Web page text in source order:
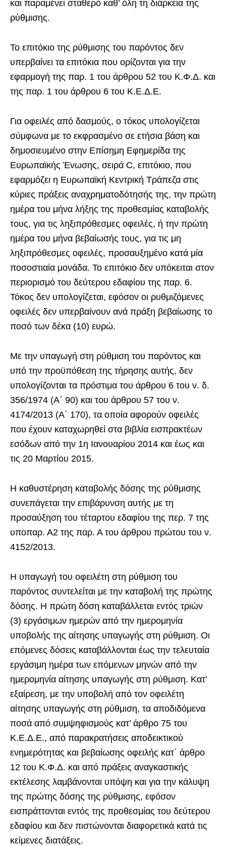
και παραμένει σταθερό καθ’ όλη τη διάρκεια της
ρύθμισης.
Το επιτόκιο της ρύθμισης του παρόντος δεν
υπερβαίνει τα επιτόκια που ορίζονται για την
εφαρμογή της παρ. 1 του άρθρου 52 του Κ.Φ.Δ. και
της παρ. 1 του άρθρου 6 του Κ.Ε.Δ.Ε.
Για οφειλές από δασμούς, ο τόκος υπολογίζεται
σύμφωνα με το εκφρασμένο σε ετήσια βάση και
δημοσιευμένο στην Επίσημη Εφημερίδα της
Ευρωπαϊκής Ένωσης, σειρά C, επιτόκιο, που
εφαρμόζει η Ευρωπαϊκή Κεντρική Τράπεζα στις
κύριες πράξεις αναχρηματοδότησής της, την πρώτη
ημέρα του μήνα λήξης της προθεσμίας καταβολής
τους, για τις ληξιπρόθεσμες οφειλές, ή την πρώτη
ημέρα του μήνα βεβαίωσής τους, για τις μη
ληξιπρόθεσμες οφειλές, προσαυξημένο κατά μία
ποσοστιαία μονάδα. Το επιτόκιο δεν υπόκειται στον
περιορισμό του δεύτερου εδαφίου της παρ. 6.
Τόκος δεν υπολογίζεται, εφόσον οι ρυθμιζόμενες
οφειλές δεν υπερβαίνουν ανά πράξη βεβαίωσης το
ποσό των δέκα (10) ευρώ.
Με την υπαγωγή στη ρύθμιση του παρόντος και
υπό την προϋπόθεση της τήρησης αυτής, δεν
υπολογίζονται τα πρόστιμα του άρθρου 6 του ν. δ.
356/1974 (Α΄ 90) και του άρθρου 57 του ν.
4174/2013 (Α΄ 170), τα οποία αφορούν οφειλές
που έχουν καταχωρηθεί στα βιβλία εισπρακτέων
εσόδων από την 1η Ιανουαρίου 2014 και έως και
τις 20 Μαρτίου 2015.
Η καθυστέρηση καταβολής δόσης της ρύθμισης
συνεπάγεται την επιβάρυνση αυτής με τη
προσαύξηση του τέταρτου εδαφίου της περ. 7 της
υποπαρ. Α2 της παρ. Α του άρθρου πρώτου του ν.
4152/2013.
Η υπαγωγή του οφειλέτη στη ρύθμιση του
παρόντος συντελείται με την καταβολή της πρώτης
δόσης. Η πρώτη δόση καταβάλλεται εντός τριών
(3) εργάσιμων ημερών από την ημερομηνία
υποβολής της αίτησης υπαγωγής στη ρύθμιση. Οι
επόμενες δόσεις καταβάλλονται έως την τελευταία
εργάσιμη ημέρα των επόμενων μηνών από την
ημερομηνία αίτησης υπαγωγής στη ρύθμιση. Κατ’
εξαίρεση, με την υποβολή από τον οφειλέτη
αίτησης υπαγωγής στη ρύθμιση, τα αποδιδόμενα
ποσά από συμψηφισμούς κατ’ άρθρο 75 του
Κ.Ε.Δ.Ε., από παρακρατήσεις αποδεικτικού
ενημερότητας και βεβαίωσης οφειλής κατ΄ άρθρο
12 του Κ.Φ.Δ. και από πράξεις αναγκαστικής
εκτέλεσης λαμβάνονται υπόψη και για την κάλυψη
της πρώτης δόσης της ρύθμισης, εφόσον
εισπράττονται εντός της προθεσμίας του δεύτερου
εδαφίου και δεν πιστώνονται διαφορετικά κατά τις
κείμενες διατάξεις.